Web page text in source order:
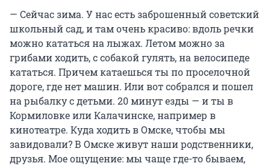
— Сейчас зима. У нас есть заброшенный советский
школьный сад, и там очень красиво: вдоль речки
можно кататься на лыжах. Летом можно за
грибами ходить, с собакой гулять, на велосипеде
кататься. Причем катаешься ты по проселочной
дороге, где нет машин. Или вот собрался и пошел
на рыбалку с детьми. 20 минут езды — и ты в
Кормиловке или Калачинске, например в
кинотеатре. Куда ходить в Омске, чтобы мы
завидовали? В Омске живут наши родственники,
друзья. Мое ощущение: мы чаще где-то бываем,